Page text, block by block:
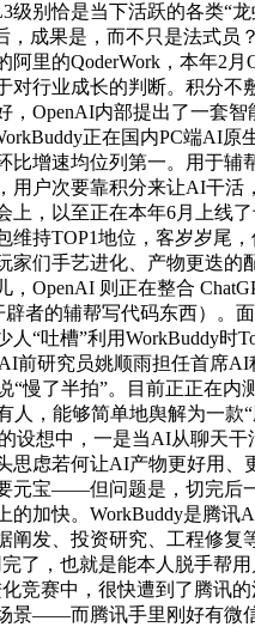
级别恰是当下活跃的各类“龙
，成果是，而不只是法式员
阿里的QoderWork，本年2月
对行业成长的判断。积分不
，OpenAI内部提出了一套智
正在国内PC端AI原
比增速均位列第一。用于辅
用户次要靠积分来让AI干活
上，以至正在本年6月上线
维持TOP1地位，客岁岁尾
家们手艺进化、产物更迭的
，OpenAI 则正在整合
辟者的辅帮写代码东西）。
人“吐槽”利用WorkBuddy时
前研究员姚顺雨担任首席AI
“慢了半拍”。目前正正在内
人，能够简单地舆解为一款
设想中，一是当AI从聊天干
思虑若何让AI产物更好用、
元宝——但问题是，切完后
的加快。WorkBuddy是腾讯
阐发、投资研究、工程修复
了，也就是能本人脱手帮
竞赛中，很快遭到了腾讯
景——而腾讯手里刚好有微